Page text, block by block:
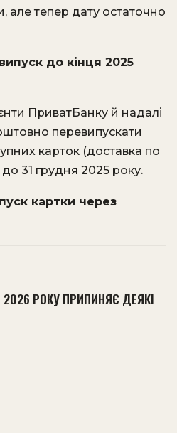
але тепер дату остаточно
до кінця 2025
ПриватБанку й надалі
перевипускати
карток (доставка по
31 грудня 2025 року.
картки через
2026 РОКУ ПРИПИНЯЄ ДЕЯКІ